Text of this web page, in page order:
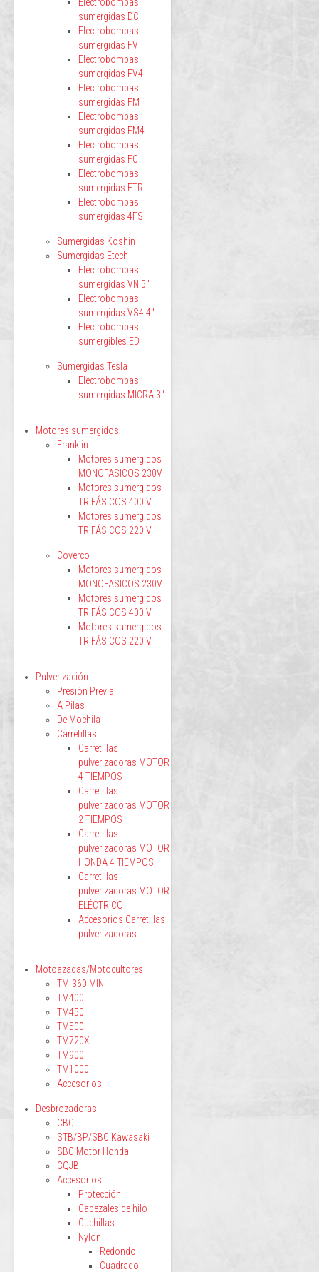
sumergidas DC
Electrobombas
sumergidas FV
Electrobombas
sumergidas FV4
Electrobombas
sumergidas FM
Electrobombas
sumergidas FM4
Electrobombas
sumergidas FC
Electrobombas
sumergidas FTR
Electrobombas
sumergidas 4FS
Sumergidas Koshin
Sumergidas Etech
Electrobombas
sumergidas VN 5"
Electrobombas
sumergidas VS4 4"
Electrobombas
sumergibles ED
Sumergidas Tesla
Electrobombas
sumergidas MICRA 3"
Motores sumergidos
Franklin
Motores sumergidos
MONOFASICOS 230V
Motores sumergidos
TRIFÁSICOS 400 V
Motores sumergidos
TRIFÁSICOS 220 V
Coverco
Motores sumergidos
MONOFASICOS 230V
Motores sumergidos
TRIFÁSICOS 400 V
Motores sumergidos
TRIFÁSICOS 220 V
Pulverización
Presión Previa
A Pilas
De Mochila
Carretillas
Carretillas
pulverizadoras MOTOR
4 TIEMPOS
Carretillas
pulverizadoras MOTOR
2 TIEMPOS
Carretillas
pulverizadoras MOTOR
HONDA 4 TIEMPOS
Carretillas
pulverizadoras MOTOR
ELÉCTRICO
Accesorios Carretillas
pulverizadoras
Motoazadas/Motocultores
TM-360 MINI
TM400
TM450
TM500
TM720X
TM900
TM1000
Accesorios
Desbrozadoras
CBC
STB/BP/SBC Kawasaki
SBC Motor Honda
CQJB
Accesorios
Protección
Cabezales de hilo
Cuchillas
Nylon
Redondo
Cuadrado